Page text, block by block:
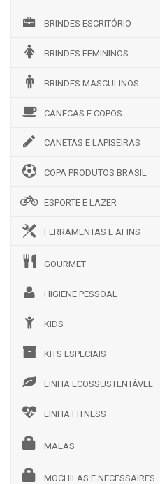
BRINDES ESCRITÓRIO
BRINDES FEMININOS
BRINDES MASCULINOS
CANECAS E COPOS
CANETAS E LAPISEIRAS
COPA PRODUTOS BRASIL
ESPORTE E LAZER
FERRAMENTAS E AFINS
GOURMET
HIGIENE PESSOAL
KIDS
KITS ESPECIAIS
LINHA ECOSSUSTENTÁVEL
LINHA FITNESS
MALAS
MOCHILAS E NECESSAIRES